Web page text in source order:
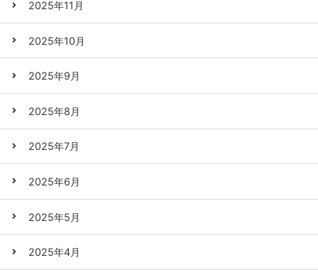
2025年11月
2025年10月
2025年9月
2025年8月
2025年7月
2025年6月
2025年5月
2025年4月